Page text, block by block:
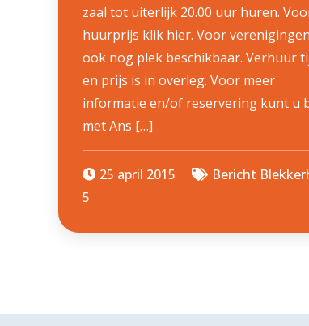
zaal tot uiterlijk 20.00 uur huren.
huurprijs klik hier. Voor
ook nog plek beschikbaar. Verhuur
en prijs is in overleg. Voor meer
informatie en/of reservering kunt u
met Ans […]
25 april 2015
Bericht
5